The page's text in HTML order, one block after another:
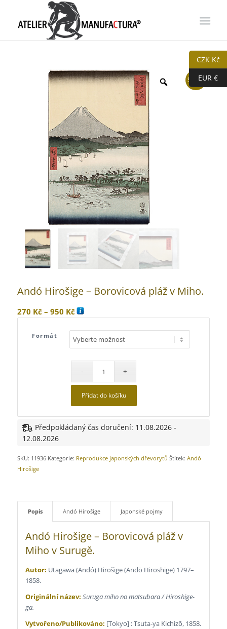
Sleva!
Andó Hirošige – Borovicová pláž v Miho.
270 Kč – 950 KčRozpětí
270 Kč
až
950 Kč
Formát
Přidat do košíku
Předpokládaný čas doručení: 11.08.2026 -
12.08.2026
SKU: 11936 Kategorie: Reprodukce japonských dřevorytů Štítek: Andó
Hirošige
Popis Andó Hirošige Japonské pojmy
Andó Hirošige – Borovicová pláž v
Miho v Surugě.
Autor: Utagawa (Andó) Hirošige (Andō Hiroshige) 1797–
1858.
Originální název: Suruga miho no matsubara / Hiroshige-
ga.
Vytvořeno/Publikováno: [Tokyo] : Tsuta-ya Kichizō, 1858.
CZK Kč
EUR €